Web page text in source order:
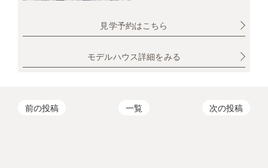
見学予約はこちら
モデルハウス詳細をみる
前の投稿 一覧 次の投稿